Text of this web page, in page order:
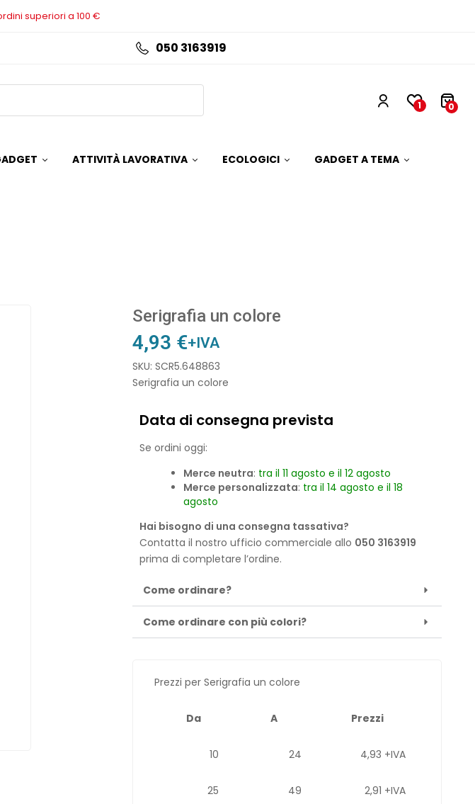
superiori a 100 €
050 3163919
1 0
ATTIVITÀ LAVORATIVA ECOLOGICI GADGET A TEMA
Serigrafia un colore
4,93 €+IVA
SKU: SCR5.648863
Serigrafia un colore
Data di consegna prevista
Se ordini oggi:
Merce neutra: tra il 11 agosto e il 12 agosto
Merce personalizzata: tra il 14 agosto e il 18
agosto
Hai bisogno di una consegna tassativa?
Contatta il nostro ufficio commerciale allo 050 3163919
prima di completare l’ordine.
Come ordinare?
Come ordinare con più colori?
Prezzi per Serigrafia un colore
Da A Prezzi
10 24 4,93 +IVA
25 49 2,91 +IVA